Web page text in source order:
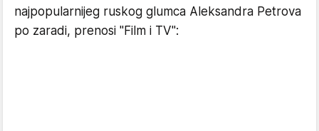
najpopularnijeg ruskog glumca Aleksandra Petrova
po zaradi, prenosi "Film i TV":